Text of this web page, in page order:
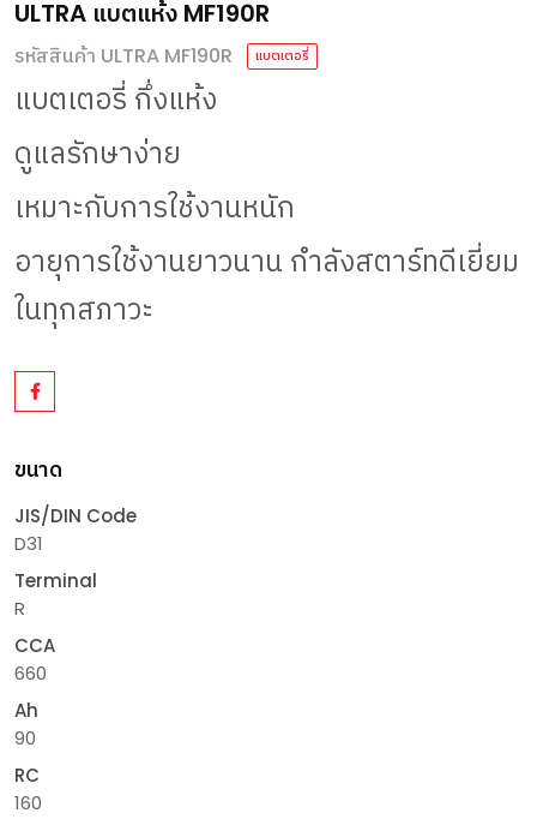
ULTRA แบตแห้ง MF190R
รหัสสินค้า ULTRA MF190R แบตเตอรี่
แบตเตอรี่ กึ่งแห้ง
ดูแลรักษาง่าย
เหมาะกับการใช้งานหนัก
อายุการใช้งานยาวนาน กำลังสตาร์ทดีเยี่ยม
ในทุกสภาวะ
ขนาด
JIS/DIN Code
D31
Terminal
R
CCA
660
Ah
90
RC
160